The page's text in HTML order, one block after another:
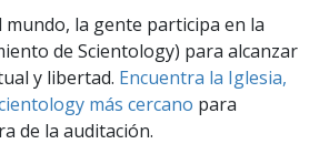
mundo, la gente participa en la
de Scientology) para alcanzar
y libertad. Encuentra la Iglesia,
más cercano para
de la auditación.